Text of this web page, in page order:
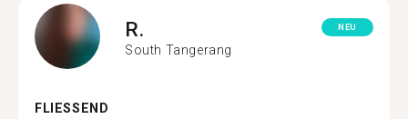
R.
South Tangerang
NEU
FLIESSEND